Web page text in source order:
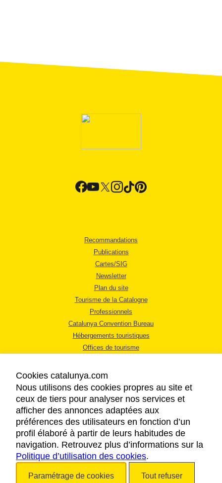
Recommandations
Publications
Cartes/SIG
Newsletter
Plan du site
Tourisme de la Catalogne
Professionnels
Catalunya Convention Bureau
Hébergements touristiques
Offices de tourisme
MENTIONS LÉGALES
RÈGLES DE CONFIDENTIALITÉ
COOKIES
ACCESSIBILITÉ
Cookies catalunya.com
Nous utilisons des cookies propres au site et
ceux de tiers pour analyser nos services et
afficher des annonces adaptées aux
préférences des utilisateurs en fonction d’un
profil élaboré à partir de leurs habitudes de
navigation. Retrouvez plus d’informations sur la
Politique d’utilisation des cookies.
Paramétrage de cookies Tout refuser